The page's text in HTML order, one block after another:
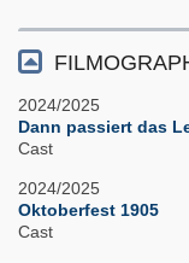
2024/2025
Dann passiert das
Cast
2024/2025
Oktoberfest 1905
Cast